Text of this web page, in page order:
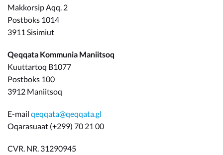
Makkorsip Aqq. 2
Postboks 1014
3911 Sisimiut
Qeqqata Kommunia Maniitsoq
Kuuttartoq B1077
Postboks 100
3912 Maniitsoq
E-mail qeqqata@qeqqata.gl
Oqarasuaat (+299) 70 21 00
CVR. NR. 31290945